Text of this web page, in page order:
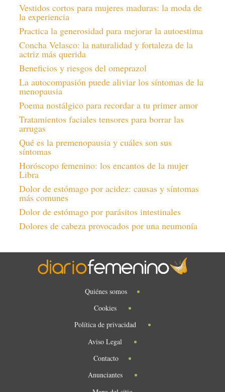
Vestidos cortos para mujeres maduras: la moda de
la experiencia
Practica la generosidad para mejorar la autoestima
Concha Velasco: la naturalidad y fortaleza de la
actriz más querida
Beneficios y riesgos del omeprazol
La autocompasión puede aliviar los síntomas de la
menopausia
Poema nostálgico para recordar a tu primer amor
Tratamientos faciales tensores para borrar las
arrugas
Qué es la premenopausia y cuáles son sus
síntomas
Horóscopo femenino: los encantos de la mujer
Libra
Dolor de estómago por acidez: causas y síntomas
más comunes
Dolor de estómago por parásitos intestinales
Dolores de cabeza provocados por una neumonía
Quiénes somos
Cookies
Política de privacidad
Aviso Legal
Contacto
Anunciantes